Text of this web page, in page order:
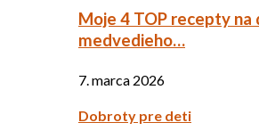
Moje 4 TOP recepty na
medvedieho…
7. marca 2026
Dobroty pre deti